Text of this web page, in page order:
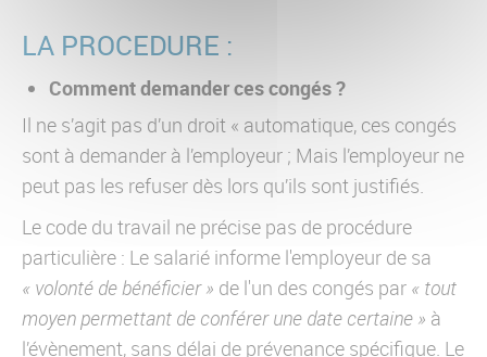
LA PROCEDURE :
Comment demander ces congés ?
Il ne s’agit pas d’un droit « automatique, ces congés
sont à demander à l’employeur ; Mais l’employeur ne
peut pas les refuser dès lors qu’ils sont justifiés.
Le code du travail ne précise pas de procédure
particulière : Le salarié informe l'employeur de sa
« volonté de bénéficier » de l'un des congés par « tout
moyen permettant de conférer une date certaine » à
l’évènement, sans délai de prévenance spécifique. Le